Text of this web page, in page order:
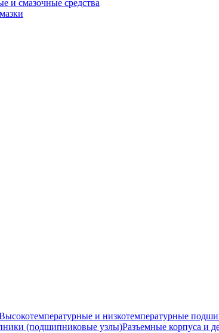
и смазочные средства
и низкотемпературные
(подшипниковые узлы)Разъемные корпуса и